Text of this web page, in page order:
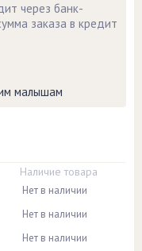
через банк-
заказа в кредит
малышам
Наличие товара
Нет в наличии
Нет в наличии
Нет в наличии